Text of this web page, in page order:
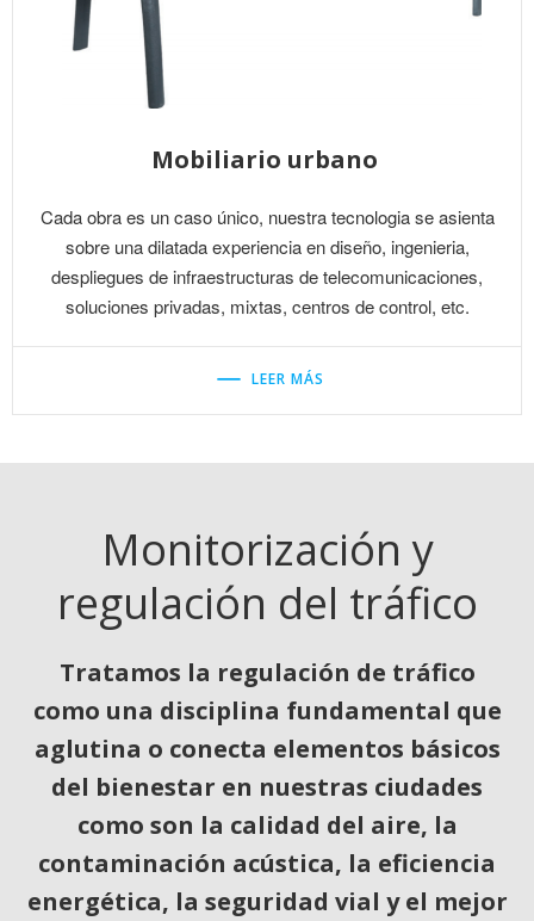
Mobiliario urbano
Cada obra es un caso único, nuestra tecnologia se asienta
sobre una dilatada experiencia en diseño, ingenieria,
despliegues de infraestructuras de telecomunicaciones,
soluciones privadas, mixtas, centros de control, etc.
LEER MÁS
Monitorización y
regulación del tráfico
Tratamos la regulación de tráfico
como una disciplina fundamental que
aglutina o conecta elementos básicos
del bienestar en nuestras ciudades
como son la calidad del aire, la
contaminación acústica, la eficiencia
energética, la seguridad vial y el mejor